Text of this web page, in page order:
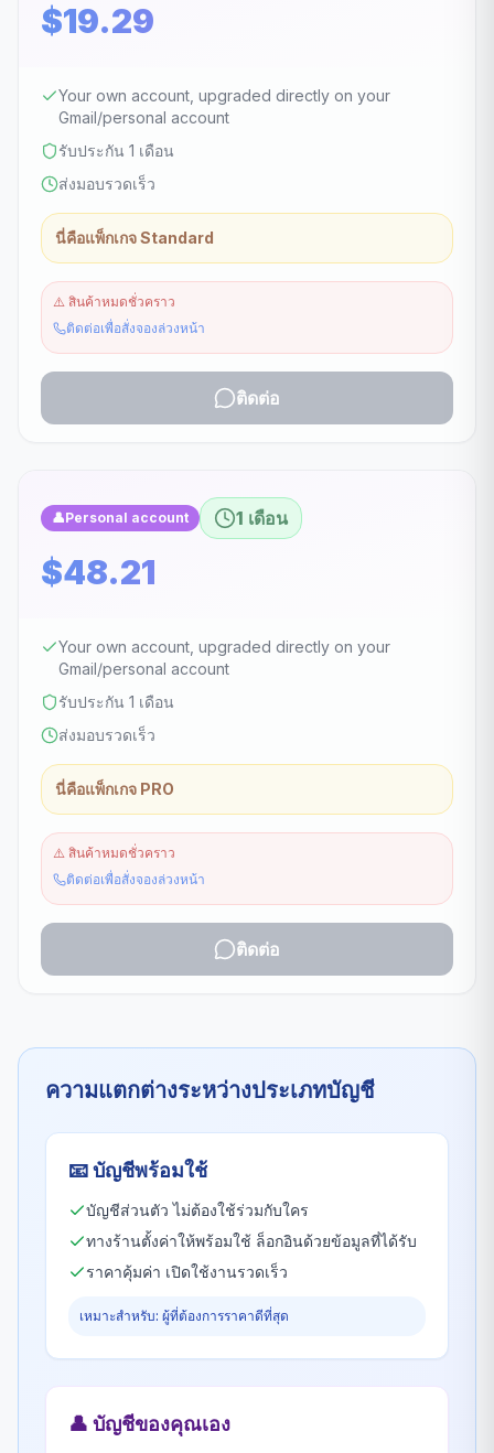
$19.29
Your own account, upgraded directly on your
Gmail/personal account
รับประกัน 1 เดือน
ส่งมอบรวดเร็ว
นี่คือแพ็กเกจ Standard
⚠️ สินค้าหมดชั่วคราว
ติดต่อเพื่อสั่งจองล่วงหน้า
ติดต่อ
👤Personal account 1 เดือน
$48.21
Your own account, upgraded directly on your
Gmail/personal account
รับประกัน 1 เดือน
ส่งมอบรวดเร็ว
นี่คือแพ็กเกจ PRO
⚠️ สินค้าหมดชั่วคราว
ติดต่อเพื่อสั่งจองล่วงหน้า
ติดต่อ
ความแตกต่างระหว่างประเภทบัญชี
📧บัญชีพร้อมใช้
บัญชีส่วนตัว ไม่ต้องใช้ร่วมกับใคร
ทางร้านตั้งค่าให้พร้อมใช้ ล็อกอินด้วยข้อมูลที่ได้รับ
ราคาคุ้มค่า เปิดใช้งานรวดเร็ว
เหมาะสำหรับ: ผู้ที่ต้องการราคาดีที่สุด
👤 บัญชีของคุณเอง